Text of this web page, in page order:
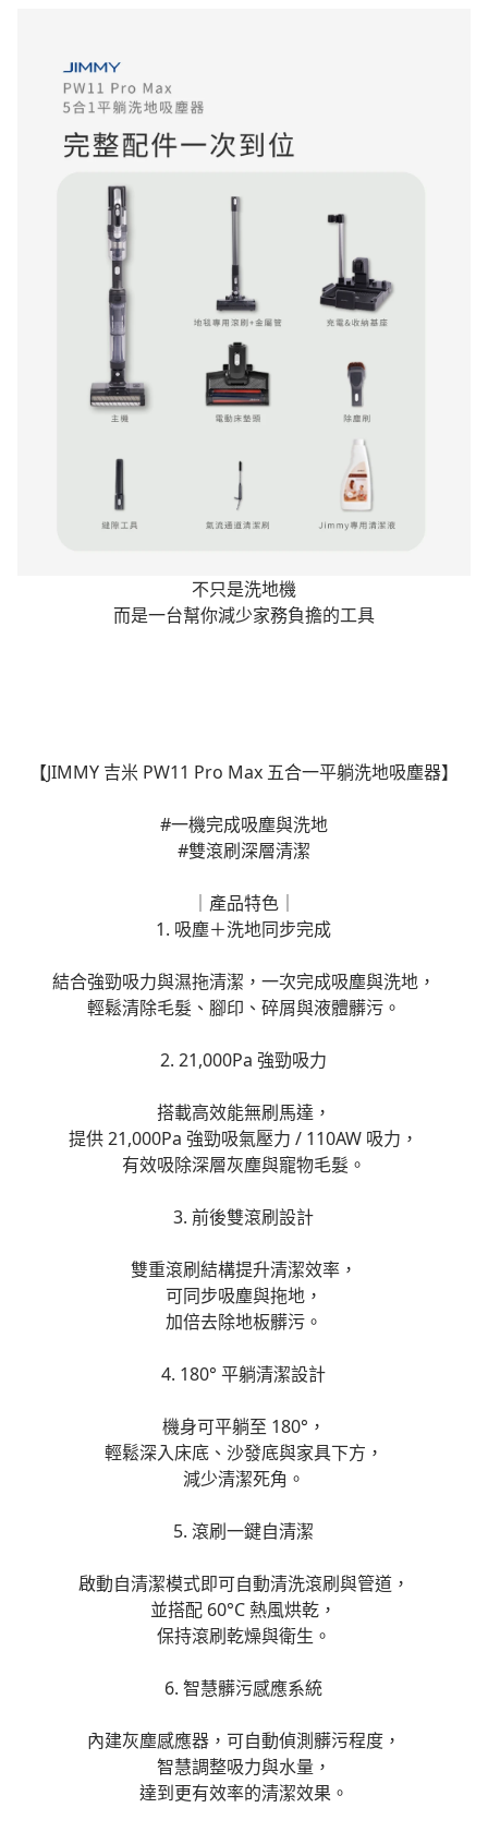
不只是洗地機
而是一台幫你減少家務負擔的工具
【JIMMY 吉米 PW11 Pro Max 五合一平躺洗地吸塵器】
#一機完成吸塵與洗地
#雙滾刷深層清潔
｜產品特色｜
1. 吸塵＋洗地同步完成
結合強勁吸力與濕拖清潔，一次完成吸塵與洗地，
輕鬆清除毛髮、腳印、碎屑與液體髒污。
2. 21,000Pa 強勁吸力
搭載高效能無刷馬達，
提供 21,000Pa 強勁吸氣壓力 / 110AW 吸力，
有效吸除深層灰塵與寵物毛髮。
3. 前後雙滾刷設計
雙重滾刷結構提升清潔效率，
可同步吸塵與拖地，
加倍去除地板髒污。
4. 180° 平躺清潔設計
機身可平躺至 180°，
輕鬆深入床底、沙發底與家具下方，
減少清潔死角。
5. 滾刷一鍵自清潔
啟動自清潔模式即可自動清洗滾刷與管道，
並搭配 60°C 熱風烘乾，
保持滾刷乾燥與衛生。
6. 智慧髒污感應系統
內建灰塵感應器，可自動偵測髒污程度，
智慧調整吸力與水量，
達到更有效率的清潔效果。